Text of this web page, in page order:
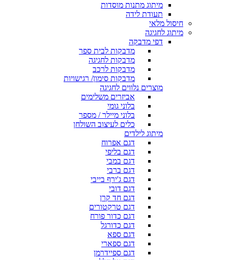
מיתוג מתנות מוסדות
תעודת לידה
חיסול מלאי
מיתוג לחגיגה
דפי מדבקה
מדבקות לבית ספר
מדבקות לחגיגה
מדבקות לרכב
מדבקות סימון/ רגישויות
מוצרים נלווים לחגיגה
אביזרים משלימים
בלוני גומי
בלוני מיילר / מספר
כלים לעיצוב השולחן
מיתוג לילדים
דגם אפרוח
דגם בליפי
דגם במבי
דגם ברבי
דגם ג'ירף בייבי
דגם דובי
דגם חד קרן
דגם טרקטורים
דגם כדור פורח
דגם כדורגל
דגם ספא
דגם ספארי
דגם ספיידרמן